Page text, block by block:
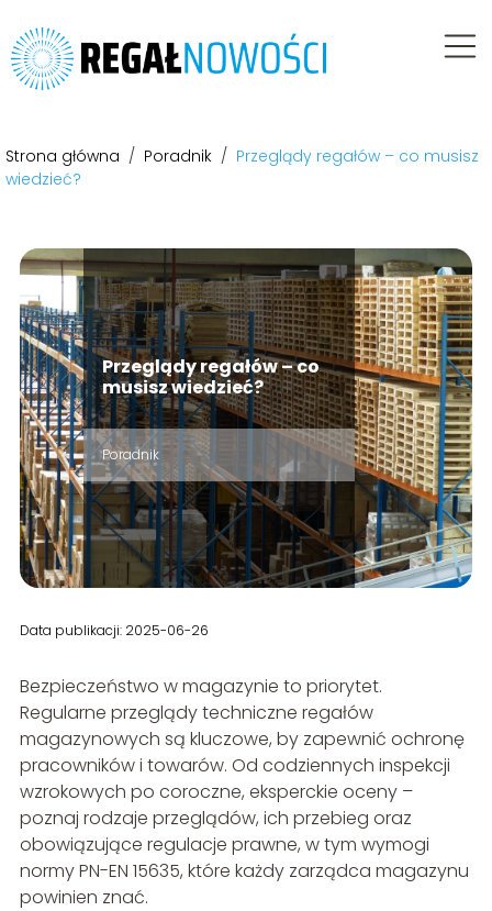
Strona główna / Poradnik / Przeglądy regałów – co musisz
wiedzieć?
Przeglądy regałów – co
musisz wiedzieć?
Poradnik
Data publikacji: 2025-06-26
Bezpieczeństwo w magazynie to priorytet.
Regularne przeglądy techniczne regałów
magazynowych są kluczowe, by zapewnić ochronę
pracowników i towarów. Od codziennych inspekcji
wzrokowych po coroczne, eksperckie oceny –
poznaj rodzaje przeglądów, ich przebieg oraz
obowiązujące regulacje prawne, w tym wymogi
normy PN-EN 15635, które każdy zarządca magazynu
powinien znać.